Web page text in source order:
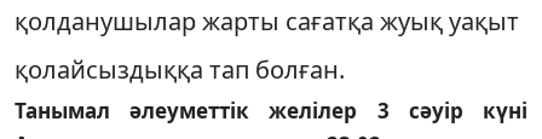
қолданушылар жарты сағатқа жуық уақыт
қолайсыздыққа тап болған.
Танымал әлеуметтік желілер 3 сәуір күні